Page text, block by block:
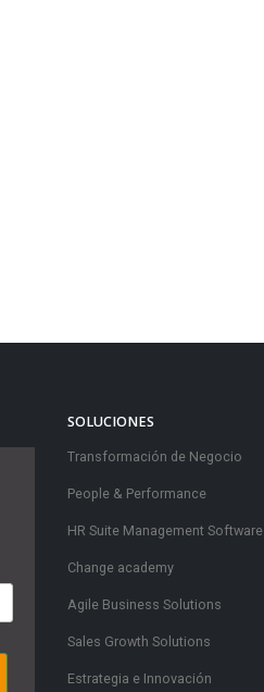
SOLUCIONES
Transformación de Negocio
People & Performance
HR Suite Management Software
Change academy
Agile Business Solutions
Sales Growth Solutions
Estrategia e Innovación